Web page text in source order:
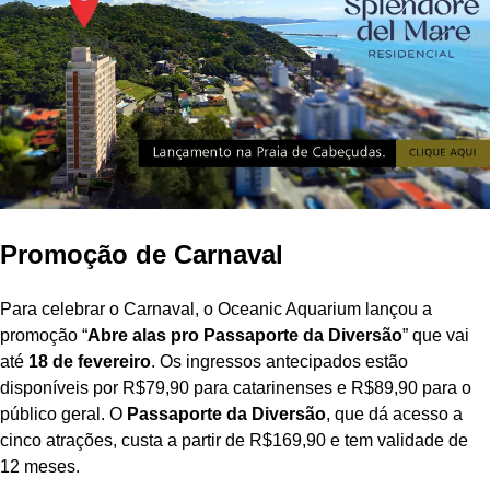
Promoção de Carnaval
Para celebrar o Carnaval, o Oceanic Aquarium lançou a
promoção “Abre alas pro Passaporte da Diversão” que vai
até 18 de fevereiro. Os ingressos antecipados estão
disponíveis por R$79,90 para catarinenses e R$89,90 para o
público geral. O Passaporte da Diversão, que dá acesso a
cinco atrações, custa a partir de R$169,90 e tem validade de
12 meses.